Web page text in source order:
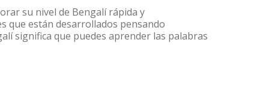
su nivel de Bengalí rápida y
que están desarrollados pensando
significa que puedes aprender las palabras